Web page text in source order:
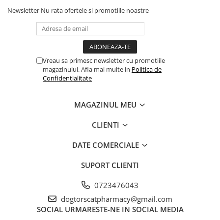
AFECTIUNI URINARE
IMUNITATE
AFECTIUNI OCULARE
AFECTIUNI URINARE
IMUNITATE
Newsletter Nu rata ofertele si promotiile noastre
Vreau sa primesc newsletter cu promotiile
magazinului. Afla mai multe in Politica de
Confidentialitate
MAGAZINUL MEU
CLIENTI
DATE COMERCIALE
SUPORT CLIENTI
0723476043
dogtorscatpharmacy@gmail.com
SOCIAL URMARESTE-NE IN SOCIAL MEDIA